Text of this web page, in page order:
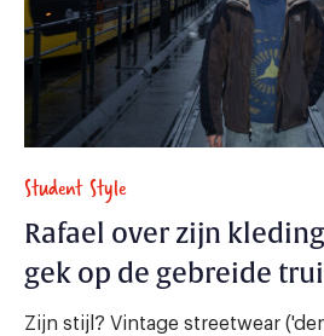
Student Style
Rafael over zijn
gek op de gebreide
Zijn stijl? Vintage streetwear